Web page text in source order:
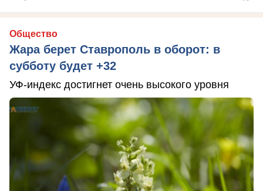
Общество
Жара берет Ставрополь в оборот: в
субботу будет +32
УФ-индекс достигнет очень высокого уровня